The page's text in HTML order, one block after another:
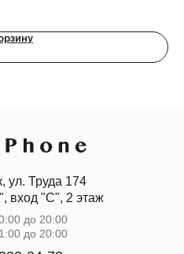
ул. Труда 174
вход "С", 2 этаж
до 20:00
до 20:00